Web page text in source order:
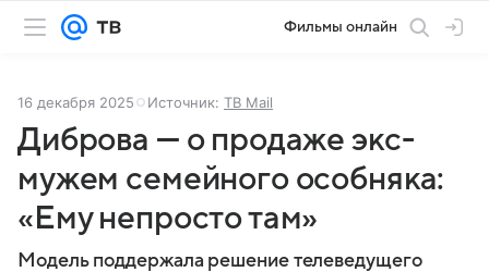
Фильмы онлайн
16 декабря 2025 Источник: ТВ Mail
Диброва — о продаже экс-
мужем семейного особняка:
«Ему непросто там»
Модель поддержала решение телеведущего